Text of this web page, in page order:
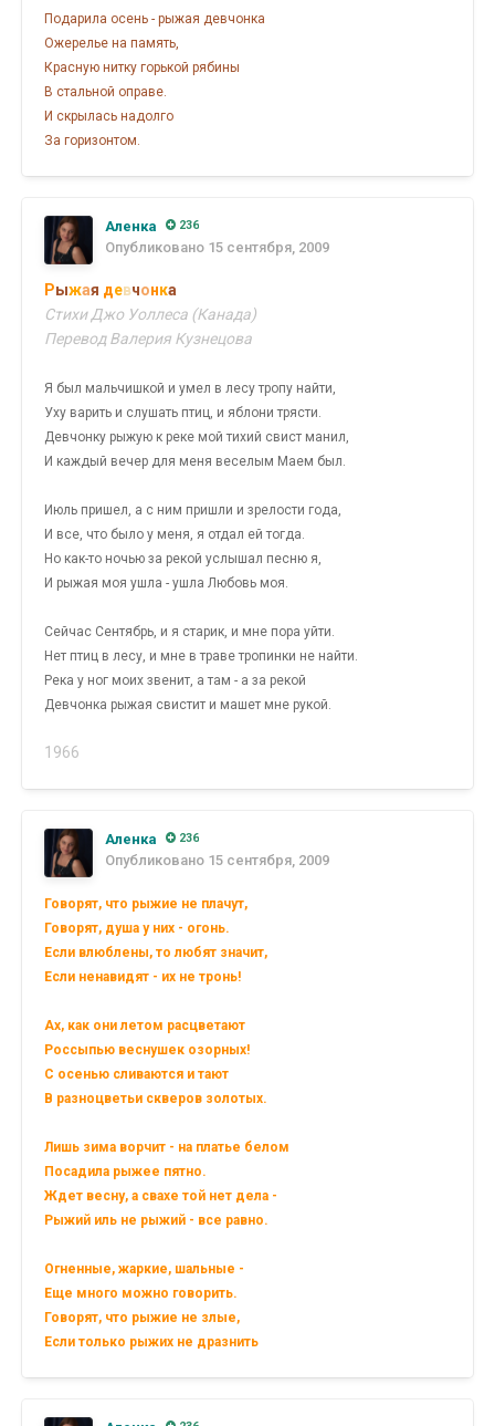
Подарила осень - рыжая девчонка
Ожерелье на память,
Красную нитку горькой рябины
В стальной оправе.
И скрылась надолго
За горизонтом.
Аленка 236
Опубликовано 15 сентября, 2009
Рыжая девчонка
Стихи Джо Уоллеса (Канада)
Перевод Валерия Кузнецова
Я был мальчишкой и умел в лесу тропу найти,
Уху варить и слушать птиц, и яблони трясти.
Девчонку рыжую к реке мой тихий свист манил,
И каждый вечер для меня веселым Маем был.
Июль пришел, а с ним пришли и зрелости года,
И все, что было у меня, я отдал ей тогда.
Но как-то ночью за рекой услышал песню я,
И рыжая моя ушла - ушла Любовь моя.
Сейчас Сентябрь, и я старик, и мне пора уйти.
Нет птиц в лесу, и мне в траве тропинки не найти.
Река у ног моих звенит, а там - а за рекой
Девчонка рыжая свистит и машет мне рукой.
1966
Аленка 236
Опубликовано 15 сентября, 2009
Говорят, что рыжие не плачут,
Говорят, душа у них - огонь.
Если влюблены, то любят значит,
Если ненавидят - их не тронь!
Ах, как они летом расцветают
Россыпью веснушек озорных!
С осенью сливаются и тают
В разноцветьи скверов золотых.
Лишь зима ворчит - на платье белом
Посадила рыжее пятно.
Ждет весну, а свахе той нет дела -
Рыжий иль не рыжий - все равно.
Огненные, жаркие, шальные -
Еще много можно говорить.
Говорят, что рыжие не злые,
Если только рыжих не дразнить